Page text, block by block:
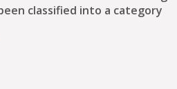
classified into a category